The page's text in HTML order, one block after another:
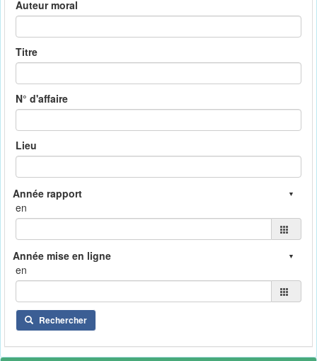
Auteur moral
Titre
N° d'affaire
Lieu
en
en
Rechercher